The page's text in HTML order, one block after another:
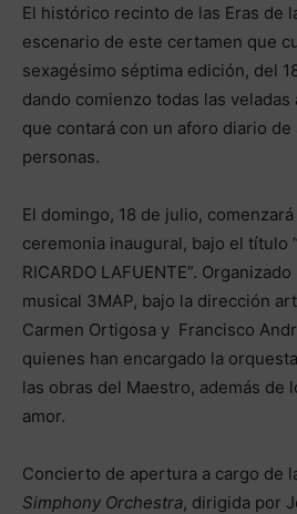
El histórico recinto de las Eras de
escenario de este certamen que
sexagésimo séptima edición, del
dando comienzo todas las
que contará con un aforo diario
personas.
El domingo, 18 de julio,
ceremonia inaugural, bajo el título
RICARDO LAFUENTE”.
musical 3MAP, bajo la dirección
Carmen Ortigosa y Francisco
quienes han encargado la
las obras del Maestro, además de
amor.
Concierto de apertura a cargo de
Simphony Orchestra, dirigida por